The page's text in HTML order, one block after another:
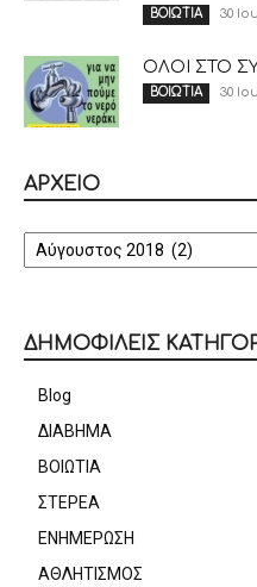
ΒΟΙΩΤΙΑ 30
ΟΛΟΙ ΣΤΟ
ΒΟΙΩΤΙΑ 30
ΑΡΧΕΙΟ
ΑΡΧΕΙΟ
ΔΗΜΟΦΙΛΕΙΣ
Blog
ΔΙΑΒΗΜΑ
ΒΟΙΩΤΙΑ
ΣΤΕΡΕΑ
ΕΝΗΜΕΡΩΣΗ
ΑΘΛΗΤΙΣΜΟΣ